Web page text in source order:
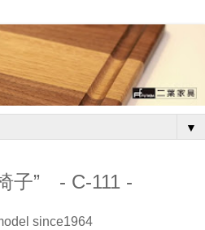
▼
子” - C-111 -
since1964